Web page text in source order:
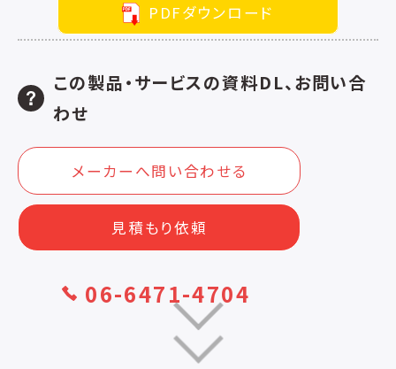
PDFダウンロード
この製品・サービスの資料DL、お問い合
わせ
メーカーへ問い合わせる
見積もり依頼
06-6471-4704